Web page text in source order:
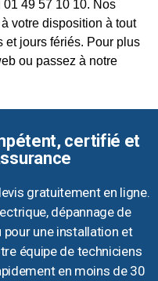
01 49 57 10 10. Nos
votre disposition à tout
et jours fériés. Pour plus
ou passez à notre
certifié et
gratuitement en ligne.
dépannage de
une installation et
équipe de techniciens
en moins de 30